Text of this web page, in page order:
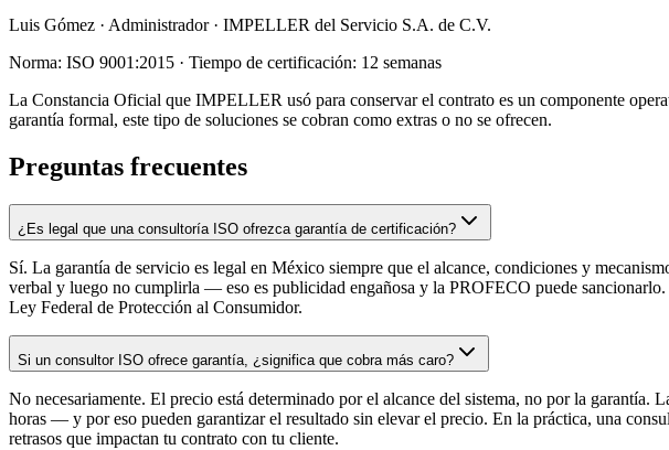
Luis Gómez · Administrador · IMPELLER del Servicio S.A. de C.V.
Norma: ISO 9001:2015 · Tiempo de certificación: 12 semanas
La Constancia Oficial que IMPELLER usó para conservar el contrato es un componente
garantía formal, este tipo de soluciones se cobran como extras o no se ofrecen.
Preguntas frecuentes
¿Es legal que una consultoría ISO ofrezca garantía de certificación?
Sí. La garantía de servicio es legal en México siempre que el alcance, condiciones y
verbal y luego no cumplirla — eso es publicidad engañosa y la PROFECO puede
Ley Federal de Protección al Consumidor.
Si un consultor ISO ofrece garantía, ¿significa que cobra más caro?
No necesariamente. El precio está determinado por el alcance del sistema, no por la
horas — y por eso pueden garantizar el resultado sin elevar el precio. En la práctica, una
retrasos que impactan tu contrato con tu cliente.